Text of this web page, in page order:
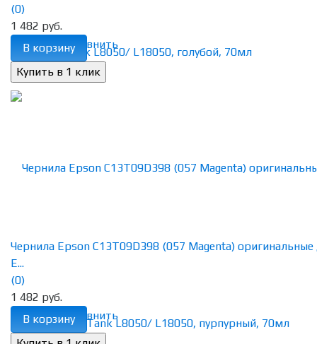
избранное сравнить
(0)
1 482 руб.
В корзину
избранное сравнить
Чернила Epson C13T09D398 (057 Magenta) оригинальные
E...
(0)
1 482 руб.
В корзину